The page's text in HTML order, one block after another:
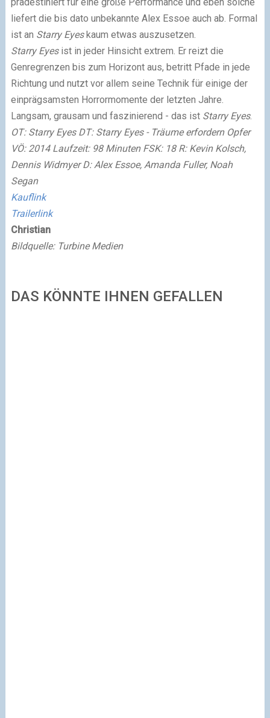
liefert die bis dato unbekannte Alex Essoe auch ab. Formal
ist an Starry Eyeskaum etwas auszusetzen.
Starry Eyesist in jeder Hinsicht extrem. Er reizt die
Genregrenzen bis zum Horizont aus, betritt Pfade in jede
Richtung und nutzt vor allem seine Technik für einige der
einprägsamsten Horrormomente der letzten Jahre.
Langsam, grausam und faszinierend - das ist Starry Eyes.
OT: Starry Eyes DT: Starry Eyes - Träume erfordern Opfer
VÖ: 2014 Laufzeit: 98 Minuten FSK: 18 R: Kevin Kolsch,
Dennis Widmyer D: Alex Essoe, Amanda Fuller, Noah
Segan
Kauflink
Trailerlink
Christian
Bildquelle: Turbine Medien
DAS KÖNNTE IHNEN GEFALLEN